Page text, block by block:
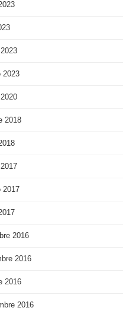
2023
2018
2017
2016
2016
2016
2016